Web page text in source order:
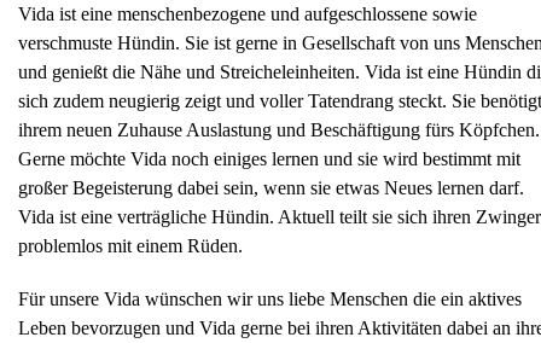
Vida ist eine menschenbezogene und aufgeschlossene sowie
verschmuste Hündin. Sie ist gerne in Gesellschaft von uns
und genießt die Nähe und Streicheleinheiten. Vida ist eine Hündin
sich zudem neugierig zeigt und voller Tatendrang steckt. Sie
ihrem neuen Zuhause Auslastung und Beschäftigung fürs Köpfchen.
Gerne möchte Vida noch einiges lernen und sie wird bestimmt mit
großer Begeisterung dabei sein, wenn sie etwas Neues lernen darf.
Vida ist eine verträgliche Hündin. Aktuell teilt sie sich ihren Zwinger
problemlos mit einem Rüden.
Für unsere Vida wünschen wir uns liebe Menschen die ein aktives
Leben bevorzugen und Vida gerne bei ihren Aktivitäten dabei an